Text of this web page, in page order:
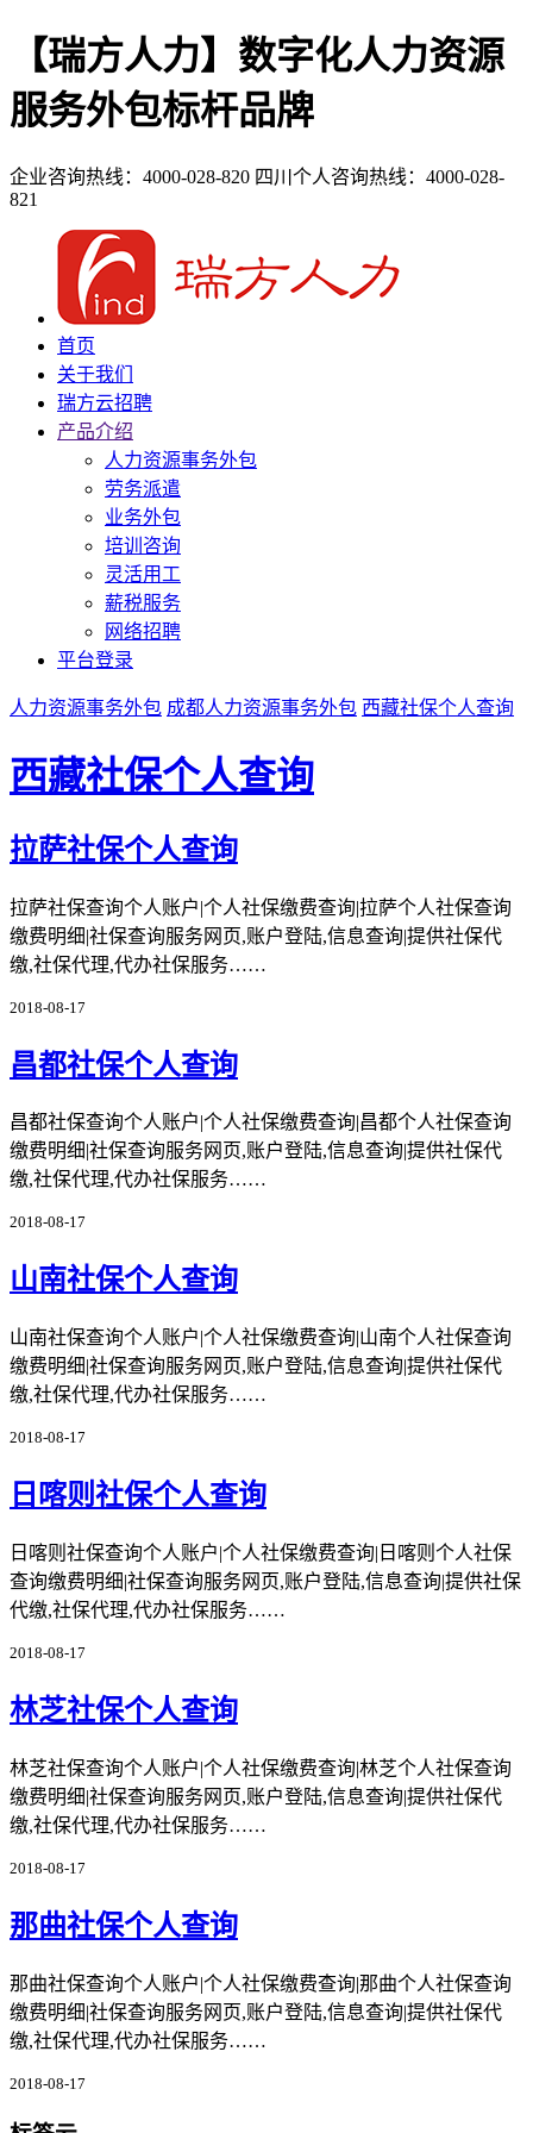
【瑞方人力】数字化人力资源
服务外包标杆品牌
企业咨询热线：4000-028-820 四川个人咨询热线：4000-028-
821
首页
关于我们
瑞方云招聘
产品介绍
人力资源事务外包
劳务派遣
业务外包
培训咨询
灵活用工
薪税服务
网络招聘
平台登录
人力资源事务外包 成都人力资源事务外包 西藏社保个人查询
西藏社保个人查询
拉萨社保个人查询
拉萨社保查询个人账户|个人社保缴费查询|拉萨个人社保查询
缴费明细|社保查询服务网页,账户登陆,信息查询|提供社保代
缴,社保代理,代办社保服务……
2018-08-17
昌都社保个人查询
昌都社保查询个人账户|个人社保缴费查询|昌都个人社保查询
缴费明细|社保查询服务网页,账户登陆,信息查询|提供社保代
缴,社保代理,代办社保服务……
2018-08-17
山南社保个人查询
山南社保查询个人账户|个人社保缴费查询|山南个人社保查询
缴费明细|社保查询服务网页,账户登陆,信息查询|提供社保代
缴,社保代理,代办社保服务……
2018-08-17
日喀则社保个人查询
日喀则社保查询个人账户|个人社保缴费查询|日喀则个人社保
查询缴费明细|社保查询服务网页,账户登陆,信息查询|提供社保
代缴,社保代理,代办社保服务……
2018-08-17
林芝社保个人查询
林芝社保查询个人账户|个人社保缴费查询|林芝个人社保查询
缴费明细|社保查询服务网页,账户登陆,信息查询|提供社保代
缴,社保代理,代办社保服务……
2018-08-17
那曲社保个人查询
那曲社保查询个人账户|个人社保缴费查询|那曲个人社保查询
缴费明细|社保查询服务网页,账户登陆,信息查询|提供社保代
缴,社保代理,代办社保服务……
2018-08-17